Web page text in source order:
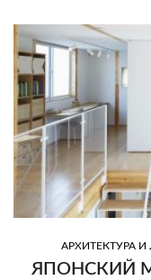
АРХИТЕКТУРА
ЯПОНСКИЙ